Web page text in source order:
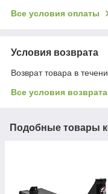
Все условия оплаты
Условия возврата
Возврат товара в
Все условия возврата
Подобные товары